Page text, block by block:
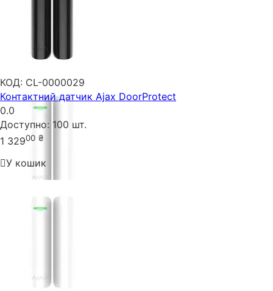
КОД: CL-0000029
Контактний датчик Ajax DoorProtect
0.0
Доступно: 100 шт.
1 32900 ₴
У кошик